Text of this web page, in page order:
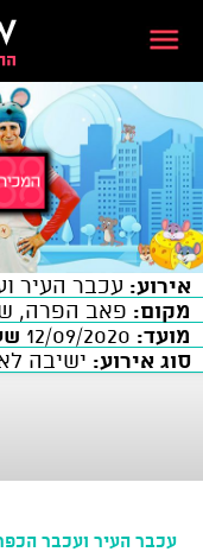
אירוע: עכבר העיר
מקום: פאב הפרה,
מועד:
סוג אירוע: ישיבה
עכבר העיר ועכבר